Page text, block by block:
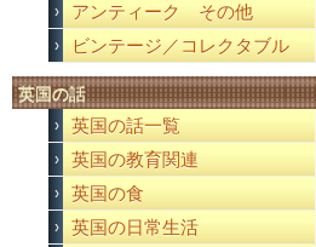
アンティーク その他
ビンテージ／コレクタブル
英国の話
英国の話一覧
英国の教育関連
英国の食
英国の日常生活